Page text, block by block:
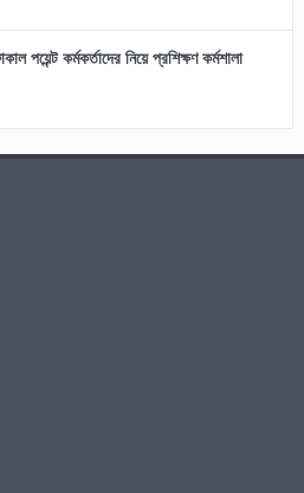
পয়েন্ট কর্মকর্তাদের নিয়ে প্রশিক্ষণ কর্মশালা